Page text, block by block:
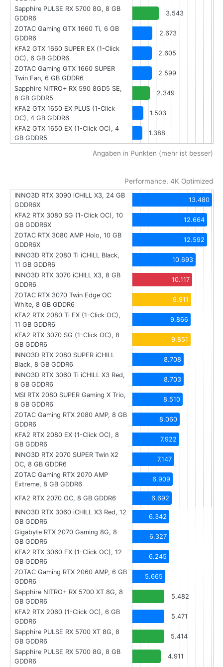
Sapphire PULSE RX 5700 8G, 8 GB
GDDR6
3.543
ZOTAC Gaming GTX 1660 Ti, 6 GB
GDDR6
2.673
KFA2 GTX 1660 SUPER EX (1-Click
OC), 6 GB GDDR6
2.605
ZOTAC Gaming GTX 1660 SUPER
Twin Fan, 6 GB GDDR6
2.599
Sapphire NITRO+ RX 590 8GD5 SE,
8 GB GDDR5
2.349
KFA2 GTX 1650 EX PLUS (1-Click
OC), 4 GB GDDR6
1.503
KFA2 GTX 1650 EX (1-Click OC), 4
GB GDDR5
1.388
Angaben in Punkten (mehr ist besser)
Performance, 4K Optimized
INNO3D RTX 3090 iCHILL X3, 24 GB
GDDR6X
13.480
KFA2 RTX 3080 SG (1-Click OC), 10
GB GDDR6X
12.664
ZOTAC RTX 3080 AMP Holo, 10 GB
GDDR6X
12.592
INNO3D RTX 2080 Ti iCHILL Black,
11 GB GDDR6
10.693
INNO3D RTX 3070 iCHILL X3, 8 GB
GDDR6
10.117
ZOTAC RTX 3070 Twin Edge OC
White, 8 GB GDDR6
9.911
KFA2 RTX 2080 Ti EX (1-Click OC),
11 GB GDDR6
9.866
KFA2 RTX 3070 SG (1-Click OC), 8
GB GDDR6
9.851
INNO3D RTX 2080 SUPER iCHILL
Black, 8 GB GDDR6
8.708
INNO3D RTX 3060 Ti iCHILL X3 Red,
8 GB GDDR6
8.703
MSI RTX 2080 SUPER Gaming X Trio,
8 GB GDDR6
8.510
ZOTAC Gaming RTX 2080 AMP, 8 GB
GDDR6
8.060
KFA2 RTX 2080 EX (1-Click OC), 8
GB GDDR6
7.922
INNO3D RTX 2070 SUPER Twin X2
OC, 8 GB GDDR6
7.147
ZOTAC Gaming RTX 2070 AMP
Extreme, 8 GB GDDR6
6.909
KFA2 RTX 2070 OC, 8 GB GDDR6
6.692
INNO3D RTX 3060 iCHILL X3 Red, 12
GB GDDR6
6.342
Gigabyte RTX 2070 Gaming 8G, 8
GB GDDR6
6.327
KFA2 RTX 3060 EX (1-Click OC), 12
GB GDDR6
6.245
ZOTAC Gaming RTX 2060 AMP, 6 GB
GDDR6
5.665
Sapphire NITRO+ RX 5700 XT 8G, 8
GB GDDR6
5.482
KFA2 RTX 2060 (1-Click OC), 6 GB
GDDR6
5.471
Sapphire PULSE RX 5700 XT 8G, 8
GB GDDR6
5.414
Sapphire PULSE RX 5700 8G, 8 GB
GDDR6
4.911